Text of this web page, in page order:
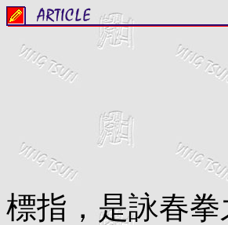
標指，是詠春